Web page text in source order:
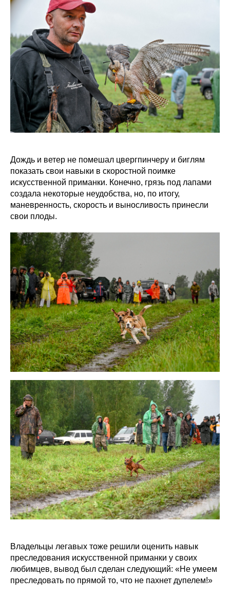
Дождь и ветер не помешал цвергпинчеру и биглям
показать свои навыки в скоростной поимке
искусственной приманки. Конечно, грязь под лапами
создала некоторые неудобства, но, по итогу,
маневренность, скорость и выносливость принесли
свои плоды.
Владельцы легавых тоже решили оценить навык
преследования искусственной приманки у своих
любимцев, вывод был сделан следующий: «Не умеем
преследовать по прямой то, что не пахнет дупелем!»